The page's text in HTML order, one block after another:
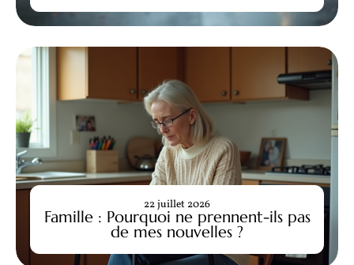
Famille : Pourquoi ne prennent-ils pas
de mes nouvelles ?
22 juillet 2026